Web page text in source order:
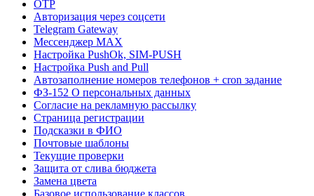
OTP
Авторизация через соцсети
Telegram Gateway
Мессенджер MAX
Настройка PushOk, SIM-PUSH
Настройка Push and Pull
Автозаполнение номеров телефонов + cron задание
ФЗ-152 О персональных данных
Согласие на рекламную рассылку
Страница регистрации
Подсказки в ФИО
Почтовые шаблоны
Текущие проверки
Защита от слива бюджета
Замена цвета